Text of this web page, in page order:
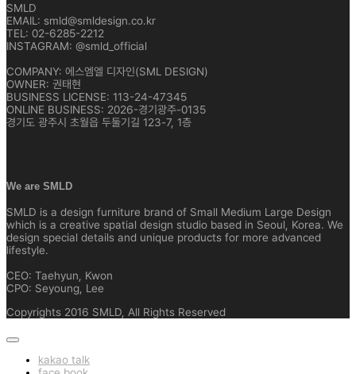
SMLD
EMAIL: smld@smldesign.co.kr
TEL: 02-6285-2212
INSTAGRAM: @smld_official
COMPANY: 에스엠엘 디자인(SML DESIGN)
OWNER: 권태현
BUSINESS LICENSE: 113-24-47345
ONLINE BUSINESS: 2026-경기광주-0135
경기도 광주시 초월읍 두둘기길 123-7, 1층
We are SMLD
SMLD is a design furniture brand of Small Medium Large Design
which is a creative spatial design studio based in Seoul, Korea. We
design special details and unique products for more advanced
lifestyle.
CEO: Taehyun, Kwon
CPO: Seyoung, Lee
Copyrights 2016 SMLD, All Rights Reserved
kakao talk